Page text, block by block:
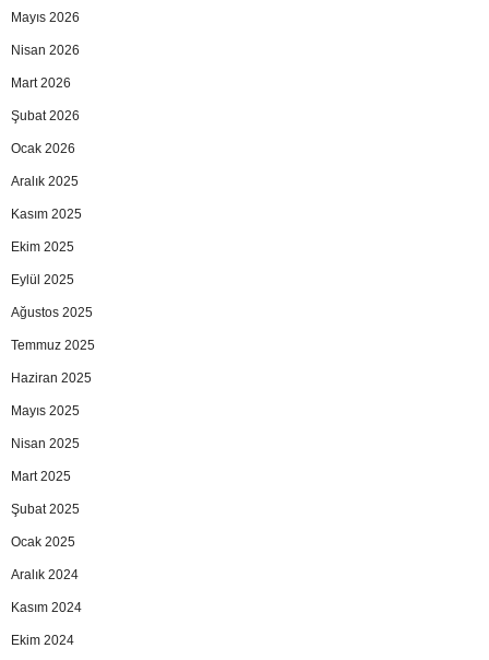
Mayıs 2026
Nisan 2026
Mart 2026
Şubat 2026
Ocak 2026
Aralık 2025
Kasım 2025
Ekim 2025
Eylül 2025
Ağustos 2025
Temmuz 2025
Haziran 2025
Mayıs 2025
Nisan 2025
Mart 2025
Şubat 2025
Ocak 2025
Aralık 2024
Kasım 2024
Ekim 2024